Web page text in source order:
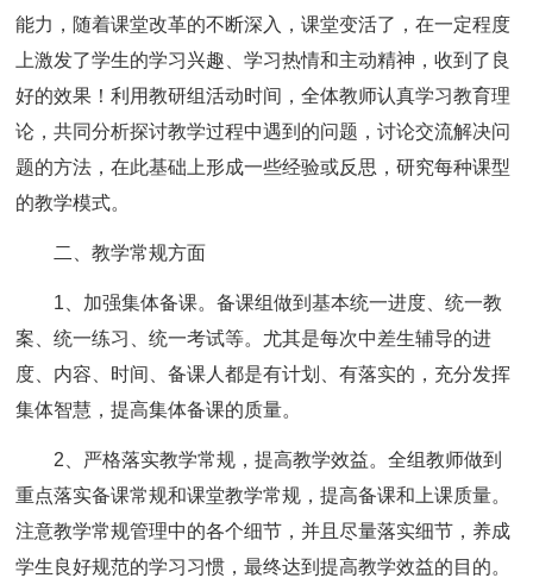
能力，随着课堂改革的不断深入，课堂变活了，在一定程度
上激发了学生的学习兴趣、学习热情和主动精神，收到了良
好的效果！利用教研组活动时间，全体教师认真学习教育理
论，共同分析探讨教学过程中遇到的问题，讨论交流解决问
题的方法，在此基础上形成一些经验或反思，研究每种课型
的教学模式。
二、教学常规方面
1、加强集体备课。备课组做到基本统一进度、统一教
案、统一练习、统一考试等。尤其是每次中差生辅导的进
度、内容、时间、备课人都是有计划、有落实的，充分发挥
集体智慧，提高集体备课的质量。
2、严格落实教学常规，提高教学效益。全组教师做到
重点落实备课常规和课堂教学常规，提高备课和上课质量。
注意教学常规管理中的各个细节，并且尽量落实细节，养成
学生良好规范的学习习惯，最终达到提高教学效益的目的。